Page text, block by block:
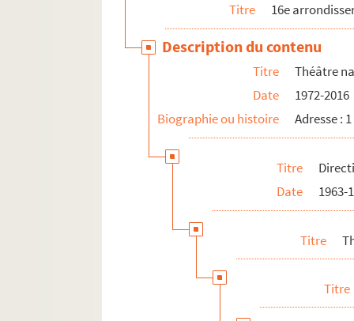
Titre 16e
Description du contenu
Titre
Théâtre
Date
1972-2016
Biographie ou histoire
Adresse :
Titre
Date
1963-
Titre
Titre